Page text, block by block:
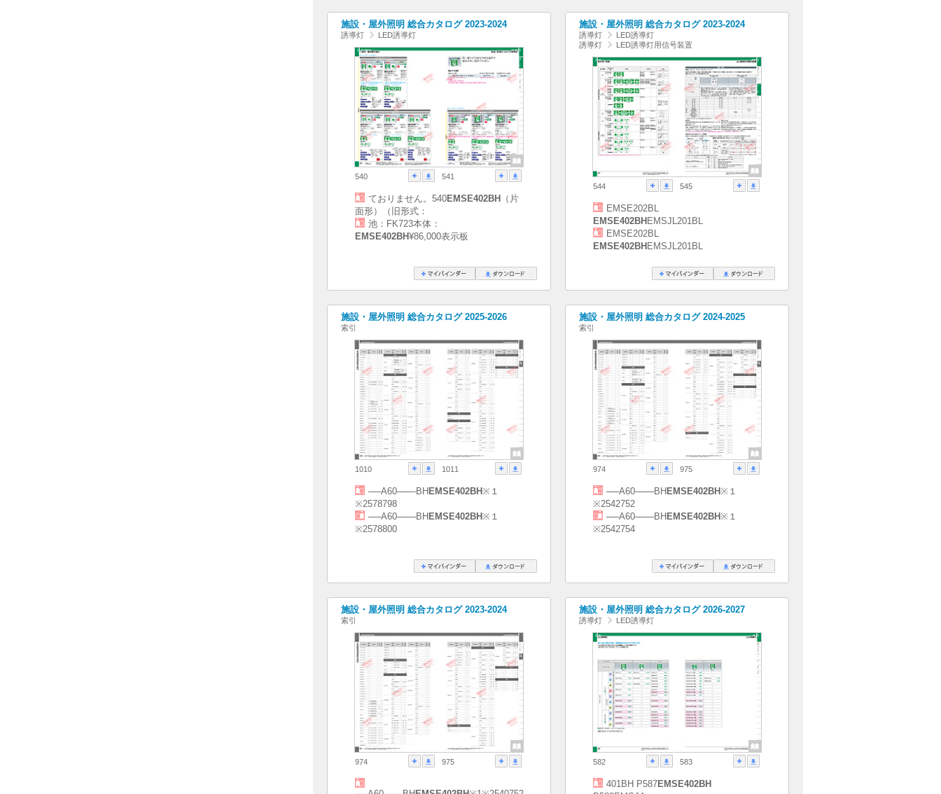
施設・屋外照明 総合カタログ 2023-2024
誘導灯 LED誘導灯
540 541
ておりません。540EMSE402BH
（片
面形）（旧形式：
池：FK723本体：
EMSE402BH¥86,000表示板
施設・屋外照明 総合カタログ 2023-2024
誘導灯
LED誘導灯
誘導灯
LED誘導灯用信号装置
544 545
EMSE202BL
EMSE402BH EMSJL201BL
EMSE202BL
EMSE402BH EMSJL201BL
施設・屋外照明 総合カタログ 2025-2026
索引
1010 1011
──A60───BH EMSE402BH※１
※2578798
──A60───BH EMSE402BH※１
※2578800
施設・屋外照明 総合カタログ 2024-2025
索引
974 975
──A60───BH EMSE402BH※１
※2542752
──A60───BH EMSE402BH※１
※2542754
施設・屋外照明 総合カタログ 2023-2024
索引
974 975
施設・屋外照明 総合カタログ 2026-2027
誘導灯 LED誘導灯
582 583
401BH P587EMSE402BH